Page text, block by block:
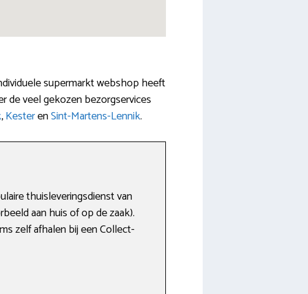
supermarkt webshop heeft
de veel gekozen bezorgservices
,KesterenSint-Martens-Lennik.
thuisleveringsdienst van
aan huis of op de zaak).
zelf afhalen bij een Collect-